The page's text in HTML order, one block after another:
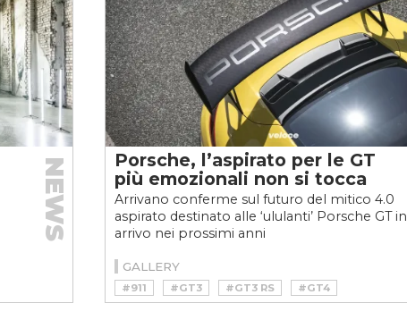
NEWS
Porsche, l’aspirato per le GT
più emozionali non si tocca
Arrivano conferme sul futuro del mitico 4.0
aspirato destinato alle ‘ululanti’ Porsche GT in
arrivo nei prossimi anni
GALLERY
#911 #GT3 #GT3 RS
#GT4
#ICON
#NEWS #PORSCHE #SPORT